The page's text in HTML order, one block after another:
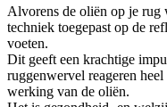
Alvorens de oliën op je rug
techniek toegepast op de
voeten.
Dit geeft een krachtige
ruggenwervel reageren
werking van de oliën.